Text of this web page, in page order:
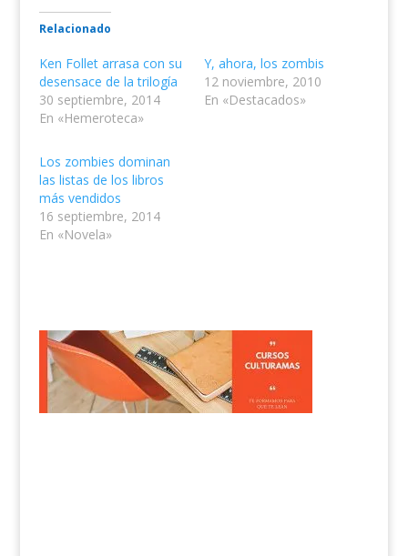
Relacionado
Ken Follet arrasa con su
desensace de la trilogía
30 septiembre, 2014
En «Hemeroteca»
Y, ahora, los zombis
12 noviembre, 2010
En «Destacados»
Los zombies dominan
las listas de los libros
más vendidos
16 septiembre, 2014
En «Novela»